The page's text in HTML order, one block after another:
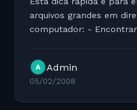
arquivos grandes em
computador: -
maior arquivo em um
A Admin
05/02/2008